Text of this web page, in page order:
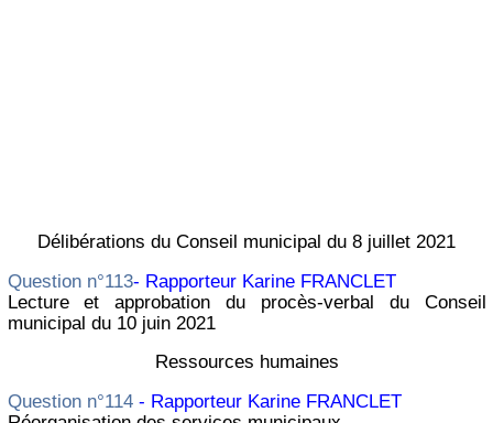
Délibérations du Conseil municipal du 8 juillet 2021
Question n°113- Rapporteur Karine FRANCLET
Lecture et approbation du procès-verbal du Conseil
municipal du 10 juin 2021
Ressources humaines
Question n°114- Rapporteur Karine FRANCLET